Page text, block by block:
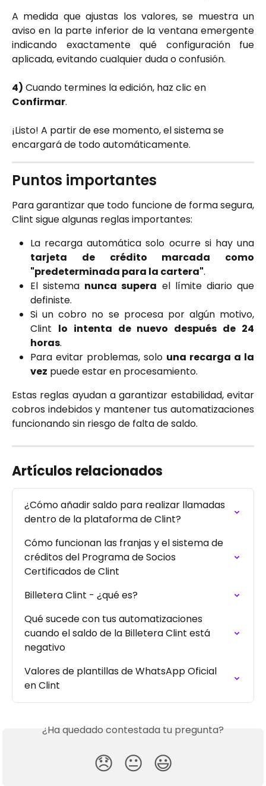
A medida que ajustas los valores, se muestra un
aviso en la parte inferior de la ventana emergente
indicando exactamente qué configuración fue
aplicada, evitando cualquier duda o confusión.
4) Cuando termines la edición, haz clic en
Confirmar.
¡Listo! A partir de ese momento, el sistema se
encargará de todo automáticamente.
Puntos importantes
Para garantizar que todo funcione de forma segura,
Clint sigue algunas reglas importantes:
La recarga automática solo ocurre si hay una
tarjeta de crédito marcada como
"predeterminada para la cartera".
El sistema nunca supera el límite diario que
definiste.
Si un cobro no se procesa por algún motivo,
Clint lo intenta de nuevo después de 24
horas.
Para evitar problemas, solo una recarga a la
vez puede estar en procesamiento.
Estas reglas ayudan a garantizar estabilidad, evitar
cobros indebidos y mantener tus automatizaciones
funcionando sin riesgo de falta de saldo.
Artículos relacionados
¿Cómo añadir saldo para realizar llamadas
dentro de la plataforma de Clint?
Cómo funcionan las franjas y el sistema de
créditos del Programa de Socios
Certificados de Clint
Billetera Clint - ¿qué es?
Qué sucede con tus automatizaciones
cuando el saldo de la Billetera Clint está
negativo
Valores de plantillas de WhatsApp Oficial
en Clint
¿Ha quedado contestada tu pregunta?
😞 😐 😃